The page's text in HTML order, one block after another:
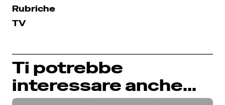
Rubriche
TV
Ti potrebbe
interessare anche...